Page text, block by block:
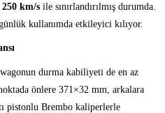
250 km/s ile sınırlandırılmış durumda.
kullanımda etkileyici kılıyor.
durma kabiliyeti de en az
önlere 371×32 mm, arkalara
pistonlu Brembo kaliperlerle